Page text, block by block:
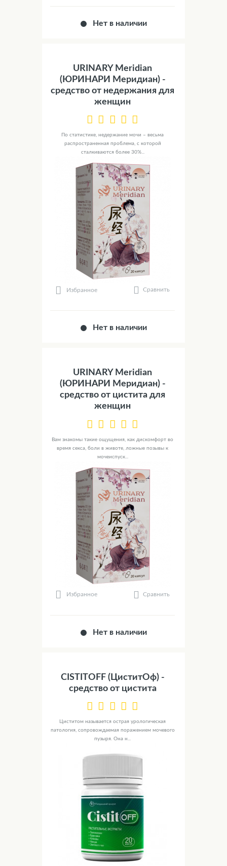
Нет в наличии
URINARY Meridian
(ЮРИНАРИ Меридиан) -
средство от недержания для
женщин
По статистике, недержание мочи – весьма
распространенная проблема, с которой
сталкиваются более 30%...
Избранное Сравнить
Нет в наличии
URINARY Meridian
(ЮРИНАРИ Меридиан) -
средство от цистита для
женщин
Вам знакомы такие ощущения, как дискомфорт во
время секса, боли в животе, ложные позывы к
мочеиспуск...
Избранное Сравнить
Нет в наличии
CISTITOFF (ЦиститОф) -
средство от цистита
Циститом называется острая урологическая
патология, сопровождаемая поражением мочевого
пузыря. Она н...